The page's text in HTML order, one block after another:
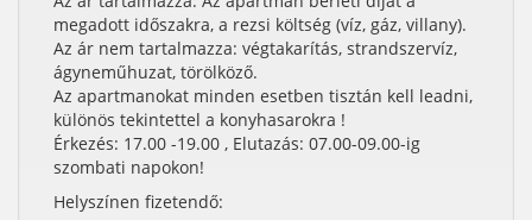
megadott időszakra, a rezsi költség (víz, gáz, villany).
Az ár nem tartalmazza: végtakarítás, strandszervíz,
ágyneműhuzat, törölköző.
Az apartmanokat minden esetben tisztán kell leadni,
különös tekintettel a konyhasarokra !
Érkezés: 17.00 -19.00 , Elutazás: 07.00-09.00-ig
szombati napokon!
Helyszínen fizetendő: